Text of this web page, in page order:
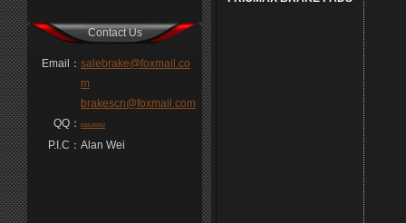
Contact Us
Email： salebrake@foxmail.co
m
brakescn@foxmail.com
QQ：
838145992
P.I.C： Alan Wei